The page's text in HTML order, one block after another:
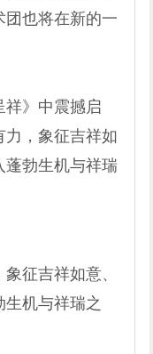
团也将在新的一
祥》中震撼启
力，象征吉祥如
蓬勃生机与祥瑞
征吉祥如意、
机与祥瑞之